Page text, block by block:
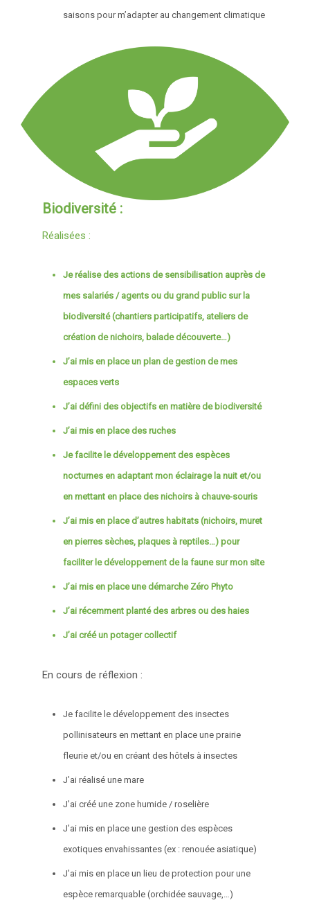
saisons pour m’adapter au changement climatique
Biodiversité :
Réalisées :
Je réalise des actions de sensibilisation auprès de
mes salariés / agents ou du grand public sur la
biodiversité (chantiers participatifs, ateliers de
création de nichoirs, balade découverte…)
J’ai mis en place un plan de gestion de mes
espaces verts
J’ai défini des objectifs en matière de biodiversité
J’ai mis en place des ruches
Je facilite le développement des espèces
nocturnes en adaptant mon éclairage la nuit et/ou
en mettant en place des nichoirs à chauve-souris
J’ai mis en place d’autres habitats (nichoirs, muret
en pierres sèches, plaques à reptiles…) pour
faciliter le développement de la faune sur mon site
J’ai mis en place une démarche Zéro Phyto
J’ai récemment planté des arbres ou des haies
J’ai créé un potager collectif
En cours de réflexion :
Je facilite le développement des insectes
pollinisateurs en mettant en place une prairie
fleurie et/ou en créant des hôtels à insectes
J’ai réalisé une mare
J’ai créé une zone humide / roselière
J’ai mis en place une gestion des espèces
exotiques envahissantes (ex : renouée asiatique)
J’ai mis en place un lieu de protection pour une
espèce remarquable (orchidée sauvage,…)